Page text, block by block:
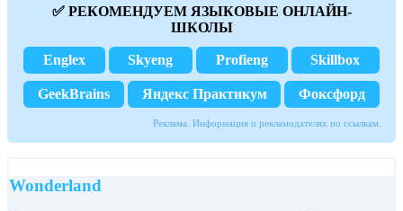
✅ РЕКОМЕНДУЕМ ЯЗЫКОВЫЕ ОНЛАЙН-
ШКОЛЫ
Englex Skyeng Profieng Skillbox
GeekBrains Яндекс Практикум Фоксфорд
Реклама. Информация о рекламодателях по ссылкам.
Wonderland